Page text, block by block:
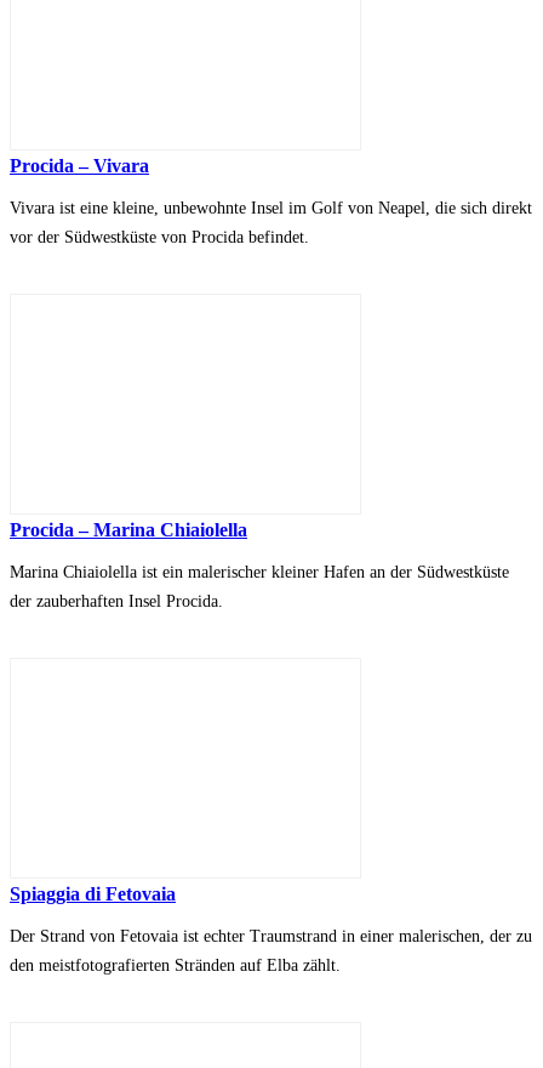
Procida – Vivara
Vivara ist eine kleine, unbewohnte Insel im Golf von Neapel, die sich direkt
vor der Südwestküste von Procida befindet.
Procida – Marina Chiaiolella
Marina Chiaiolella ist ein malerischer kleiner Hafen an der Südwestküste
der zauberhaften Insel Procida.
Spiaggia di Fetovaia
Der Strand von Fetovaia ist echter Traumstrand in einer malerischen, der zu
den meistfotografierten Stränden auf Elba zählt.